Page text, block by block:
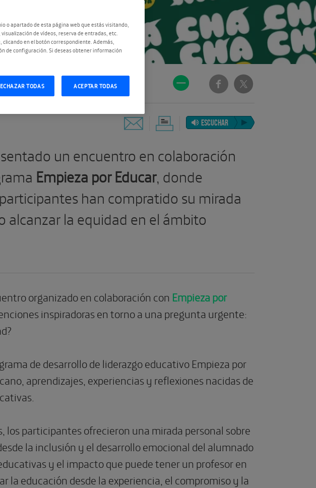
#empleo #familias
ESCUCHAR
un encuentro en colaboración
Empieza por Educar, donde
han compratido su mirada
alcanzar la equidad en el ámbito
organizado en colaboración con Empieza por
inspiradoras en torno a una pregunta urgente:
de desarrollo de liderazgo educativo Empieza por
aprendizajes, experiencias y reflexiones nacidas de
los participantes ofrecieron una mirada personal sobre
la inclusión y el desarrollo emocional del alumnado
y el impacto que puede tener un profesor en
la educación desde la experiencia, el compromiso y la
o apartado de esta página web que estás visitando,
de vídeos, reserva de entradas, etc.
en el botón correspondiente. Además,
de configuración. Si deseas obtener información
TODAS ACEPTAR TODAS